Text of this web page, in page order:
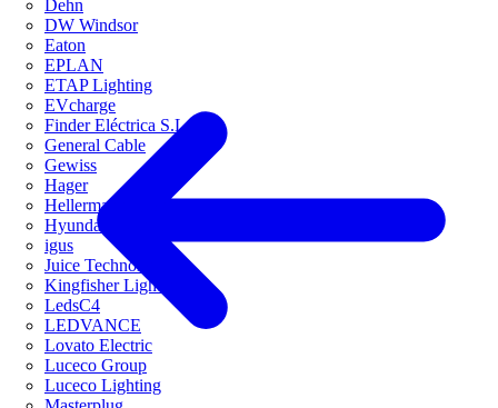
Dehn
DW Windsor
Eaton
EPLAN
ETAP Lighting
EVcharge
Finder Eléctrica S.L.U
General Cable
Gewiss
Hager
HellermannTyton
Hyundai Electric
igus
Juice Technology
Kingfisher Lighting
LedsC4
LEDVANCE
Lovato Electric
Luceco Group
Luceco Lighting